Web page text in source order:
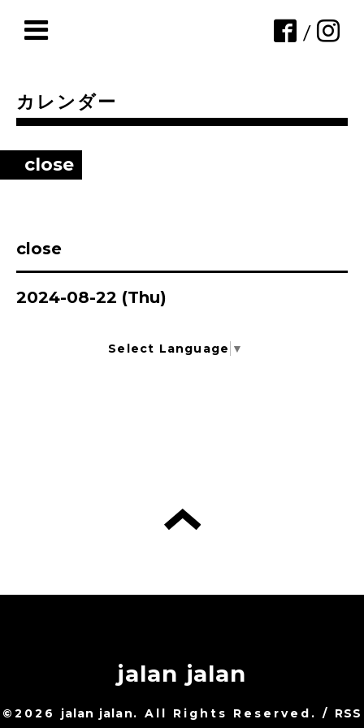
/
カレンダー
close
close
2024-08-22 (Thu)
Select Language ▼
jalan jalan
©2026 jalan jalan. All Rights Reserved. / RSS